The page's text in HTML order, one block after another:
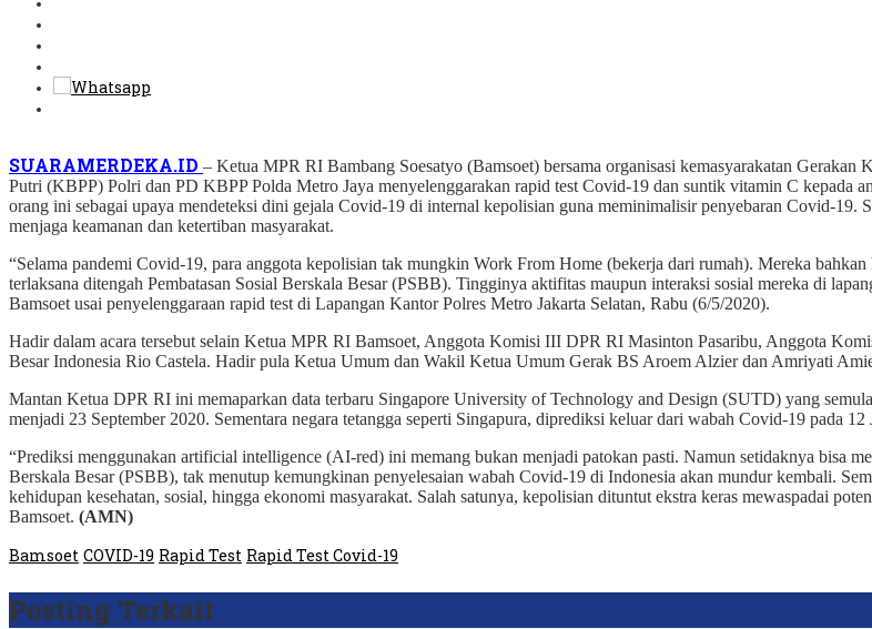
SUARAMERDEKA.ID – Ketua MPR RI Bambang Soesatyo (Bamsoet) bersama organisasi kemasyarakatan
Putri (KBPP) Polri dan PD KBPP Polda Metro Jaya menyelenggarakan rapid test Covid-19 dan suntik vitamin C kepada
orang ini sebagai upaya mendeteksi dini gejala Covid-19 di internal kepolisian guna meminimalisir penyebaran Covid-19.
menjaga keamanan dan ketertiban masyarakat.
“Selama pandemi Covid-19, para anggota kepolisian tak mungkin Work From Home (bekerja dari rumah). Mereka
terlaksana ditengah Pembatasan Sosial Berskala Besar (PSBB). Tingginya aktifitas maupun interaksi sosial mereka di
Bamsoet usai penyelenggaraan rapid test di Lapangan Kantor Polres Metro Jakarta Selatan, Rabu (6/5/2020).
Hadir dalam acara tersebut selain Ketua MPR RI Bamsoet, Anggota Komisi III DPR RI Masinton Pasaribu, Anggota
Besar Indonesia Rio Castela. Hadir pula Ketua Umum dan Wakil Ketua Umum Gerak BS Aroem Alzier dan Amriyati
Mantan Ketua DPR RI ini memaparkan data terbaru Singapore University of Technology and Design (SUTD) yang
menjadi 23 September 2020. Sementara negara tetangga seperti Singapura, diprediksi keluar dari wabah Covid-19 pada
“Prediksi menggunakan artificial intelligence (AI-red) ini memang bukan menjadi patokan pasti. Namun setidaknya bisa
Berskala Besar (PSBB), tak menutup kemungkinan penyelesaian wabah Covid-19 di Indonesia akan mundur kembali.
kehidupan kesehatan, sosial, hingga ekonomi masyarakat. Salah satunya, kepolisian dituntut ekstra keras mewaspadai
Bamsoet. (AMN)
Bamsoet COVID-19 Rapid Test Rapid Test Covid-19
Posting Terkait